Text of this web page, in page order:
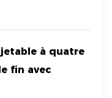
à quatre
fin avec